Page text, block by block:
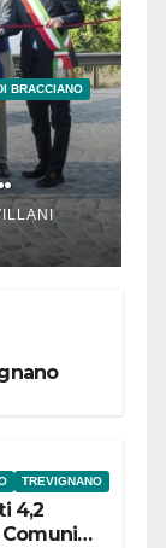
BRACCIANO
TREVIGNANO
4,2